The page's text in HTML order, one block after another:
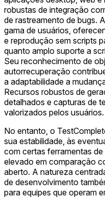
robustas de integração
de rastreamento de bugs.
gama de usuários,
e reprodução sem scripts
quanto amplo suporte a
Seu reconhecimento de
autorrecuperação
a adaptabilidade a
Recursos robustos de
detalhados e capturas de
valorizados pelos usuários.
No entanto, o
sua estabilidade, às
com certas ferramentas
elevado em comparação
aberto. A natureza
de desenvolvimento
para equipes que operam